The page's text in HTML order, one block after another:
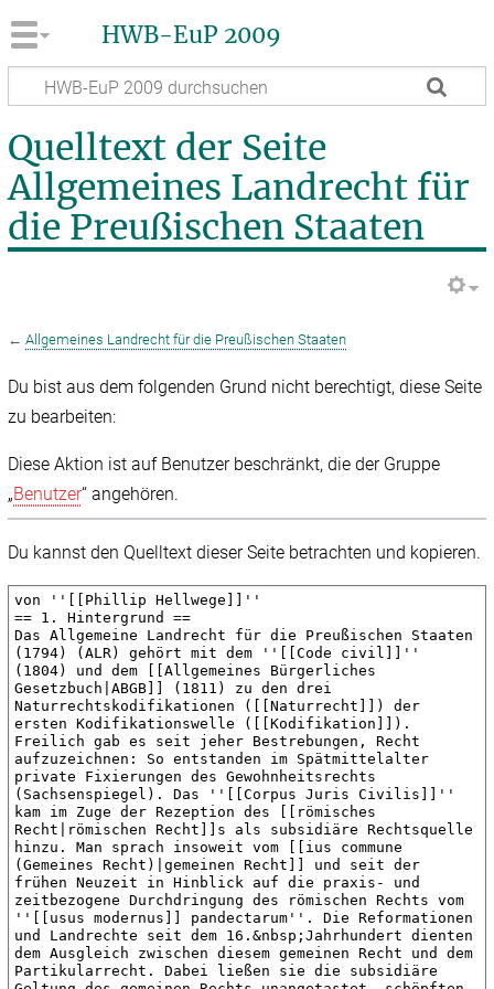
HWB-EuP 2009
Quelltext der Seite
Allgemeines Landrecht für
die Preußischen Staaten
←Allgemeines Landrecht für die Preußischen Staaten
Du bist aus dem folgenden Grund nicht berechtigt, diese Seite
zu bearbeiten:
Diese Aktion ist auf Benutzer beschränkt, die der Gruppe
„Benutzer“ angehören.
Du kannst den Quelltext dieser Seite betrachten und kopieren.